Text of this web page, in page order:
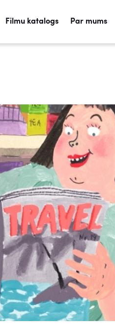
Filmu katalogs Par mums